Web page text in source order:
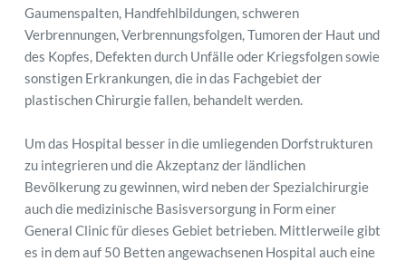
Gaumenspalten, Handfehlbildungen, schweren
Verbrennungen, Verbrennungsfolgen, Tumoren der Haut und
des Kopfes, Defekten durch Unfälle oder Kriegsfolgen sowie
sonstigen Erkrankungen, die in das Fachgebiet der
plastischen Chirurgie fallen, behandelt werden.
Um das Hospital besser in die umliegenden Dorfstrukturen
zu integrieren und die Akzeptanz der ländlichen
Bevölkerung zu gewinnen, wird neben der Spezialchirurgie
auch die medizinische Basisversorgung in Form einer
General Clinic für dieses Gebiet betrieben. Mittlerweile gibt
es in dem auf 50 Betten angewachsenen Hospital auch eine